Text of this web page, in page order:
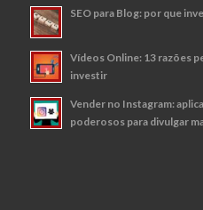
SEO para Blog: por que
Vídeos Online: 13 razões
investir
Vender no Instagram:
poderosos para divulgar